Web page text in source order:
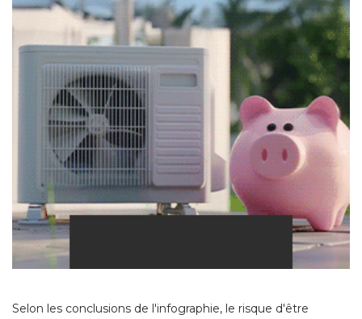
Selon les conclusions de l'infographie, le risque d'être